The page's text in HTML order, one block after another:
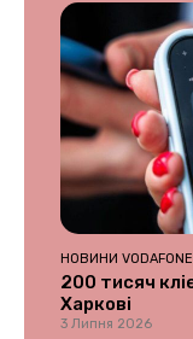
НОВИНИ VODAFONE
200 тисяч
Харкові
3 Липня 2026